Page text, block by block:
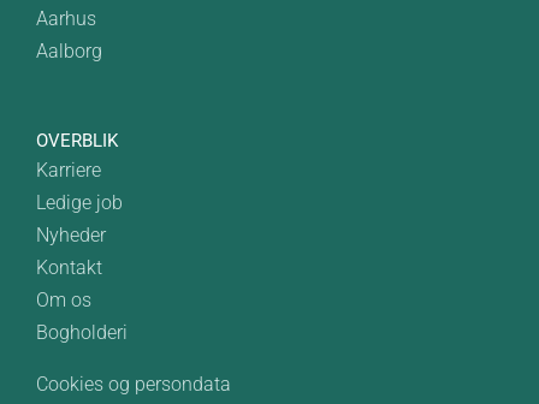
Aarhus
Aalborg
OVERBLIK
Karriere
Ledige job
Nyheder
Kontakt
Om os
Bogholderi
Cookies og persondata